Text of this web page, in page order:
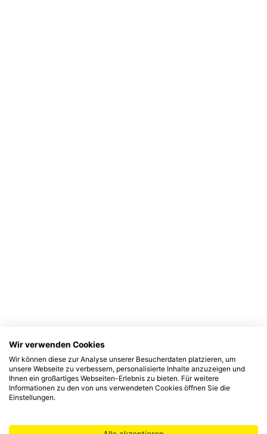
Wir verwenden Cookies
Wir können diese zur Analyse unserer Besucherdaten platzieren, um
unsere Webseite zu verbessern, personalisierte Inhalte anzuzeigen und
Ihnen ein großartiges Webseiten-Erlebnis zu bieten. Für weitere
Informationen zu den von uns verwendeten Cookies öffnen Sie die
Einstellungen.